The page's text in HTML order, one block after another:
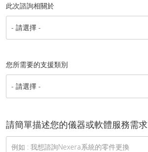
此次諮詢相關於
您所需要的支援類別
請簡單描述您的儀器或軟體服務需求